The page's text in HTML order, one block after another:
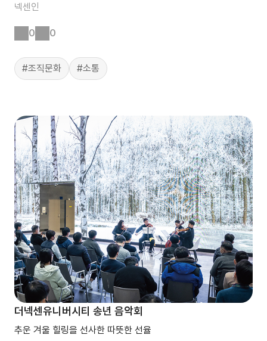
넥센인
0 0
#조직문화 #소통
더넥센유니버시티 송년 음악회
추운 겨울 힐링을 선사한 따뜻한 선율